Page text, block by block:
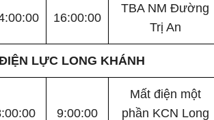
16:00:00
TBA NM Đường
Trị An
LỰC LONG KHÁNH
9:00:00
Mất điện một
phần KCN Long